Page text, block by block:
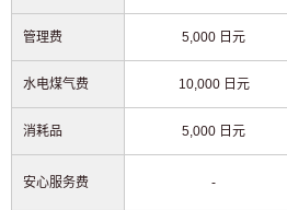
管理费 5,000 日元
水电煤气费 10,000 日元
消耗品
5,000 日元
安心服务费 -